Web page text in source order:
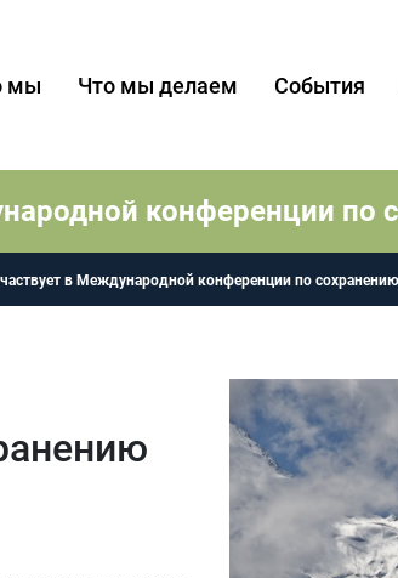
мы Что мы делаем События
конференции по
в Международной конференции по